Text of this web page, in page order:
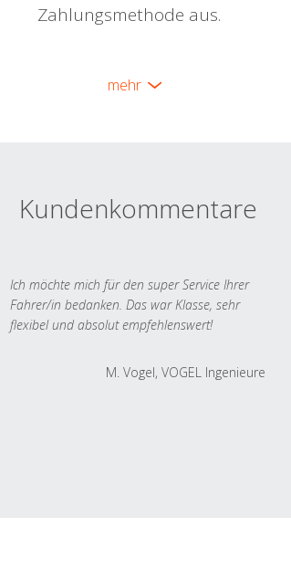
Zahlungsmethode aus.
mehr
Kundenkommentare
Ich möchte mich für den super Service Ihrer
Fahrer/in bedanken. Das war Klasse, sehr
flexibel und absolut empfehlenswert!
M. Vogel, VOGEL Ingenieure